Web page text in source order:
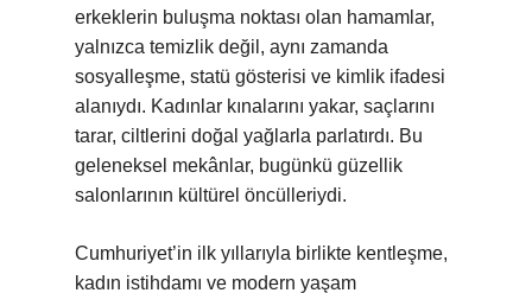
erkeklerin buluşma noktası olan hamamlar,
yalnızca temizlik değil, aynı zamanda
sosyalleşme, statü gösterisi ve kimlik ifadesi
alanıydı. Kadınlar kınalarını yakar, saçlarını
tarar, ciltlerini doğal yağlarla parlatırdı. Bu
geleneksel mekânlar, bugünkü güzellik
salonlarının kültürel öncülleriydi.
Cumhuriyet’in ilk yıllarıyla birlikte kentleşme,
kadın istihdamı ve modern yaşam